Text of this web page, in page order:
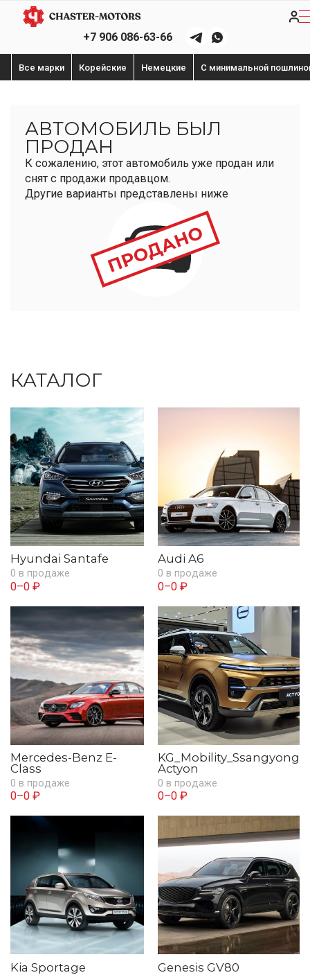
+7 906 086-63-66
Все марки Корейские Немецкие С минимальной
АВТОМОБИЛЬ БЫЛ
ПРОДАН
К сожалению, этот автомобиль уже продан или
снят с продажи продавцом.
Другие варианты представлены ниже
КАТАЛОГ
Hyundai Santafe
0 в продаже
0–0 ₽
Audi A6
0 в продаже
0–0 ₽
Mercedes-Benz E-
Class
0 в продаже
0–0 ₽
KG_Mobility_Ssangyong
Actyon
0 в продаже
0–0 ₽
Kia Sportage Genesis GV80